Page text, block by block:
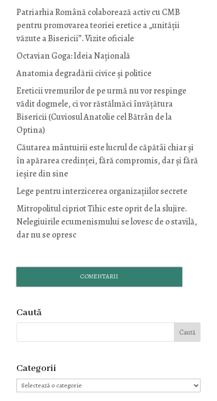
Patriarhia Română colaborează activ cu CMB
pentru promovarea teoriei eretice a „unității
văzute a Bisericii”. Vizite oficiale
Octavian Goga: Ideia Naţională
Anatomia degradării civice și politice
Ereticii vremurilor de pe urmă nu vor respinge
vădit dogmele, ci vor răstălmăci învățătura
Bisericii (Cuviosul Anatolie cel Bătrân de la
Optina)
Căutarea mântuirii este lucrul de căpătâi chiar și
în apărarea credinței, fără compromis, dar și fără
ieșire din sine
Lege pentru interzicerea organizaţiilor secrete
Mitropolitul cipriot Tihic este oprit de la slujire.
Nelegiuirile ecumenismului se lovesc de o stavilă,
dar nu se opresc
COMENTARII
Caută
Categorii
Categorii